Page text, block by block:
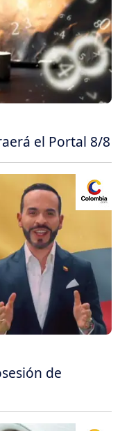
el Portal 8/8
de